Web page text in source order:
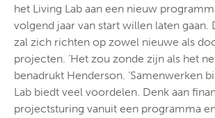
het Living Lab aan een nieuw
volgend jaar van start willen laten gaan.
zal zich richten op zowel nieuwe als
projecten. ‘Het zou zonde zijn als het
benadrukt Henderson. ‘Samenwerken
Lab biedt veel voordelen. Denk aan
projectsturing vanuit een programma